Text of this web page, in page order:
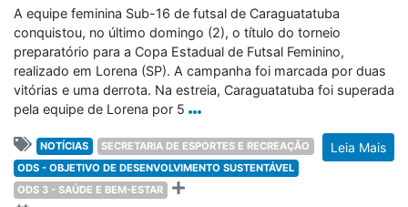
A equipe feminina Sub-16 de futsal de Caraguatatuba
conquistou, no último domingo (2), o título do torneio
preparatório para a Copa Estadual de Futsal Feminino,
realizado em Lorena (SP). A campanha foi marcada por duas
vitórias e uma derrota. Na estreia, Caraguatatuba foi superada
pela equipe de Lorena por 5
Leia Mais
NOTÍCIAS
SECRETARIA DE ESPORTES E RECREAÇÃO
ODS - OBJETIVO DE DESENVOLVIMENTO SUSTENTÁVEL
ODS 3 - SAÚDE E BEM-ESTAR